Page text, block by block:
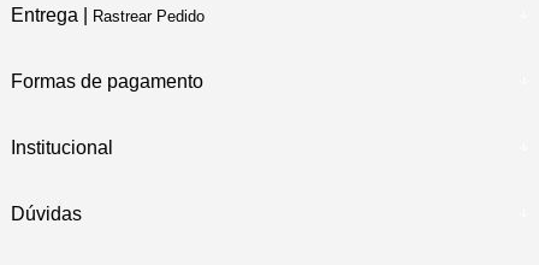
Entrega | Rastrear Pedido
Formas de pagamento
Institucional
Dúvidas